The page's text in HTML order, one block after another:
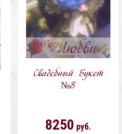
Свадебный Букет
№8
8250 руб.